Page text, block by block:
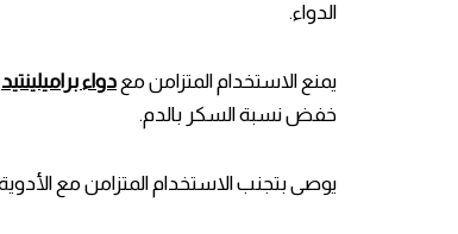
الدواء.
يمنع الاستخدام المتزامن مع دواء براميلينتيد
خفض نسبة السكر بالدم.
يوصى بتجنب الاستخدام المتزامن مع الأدوية